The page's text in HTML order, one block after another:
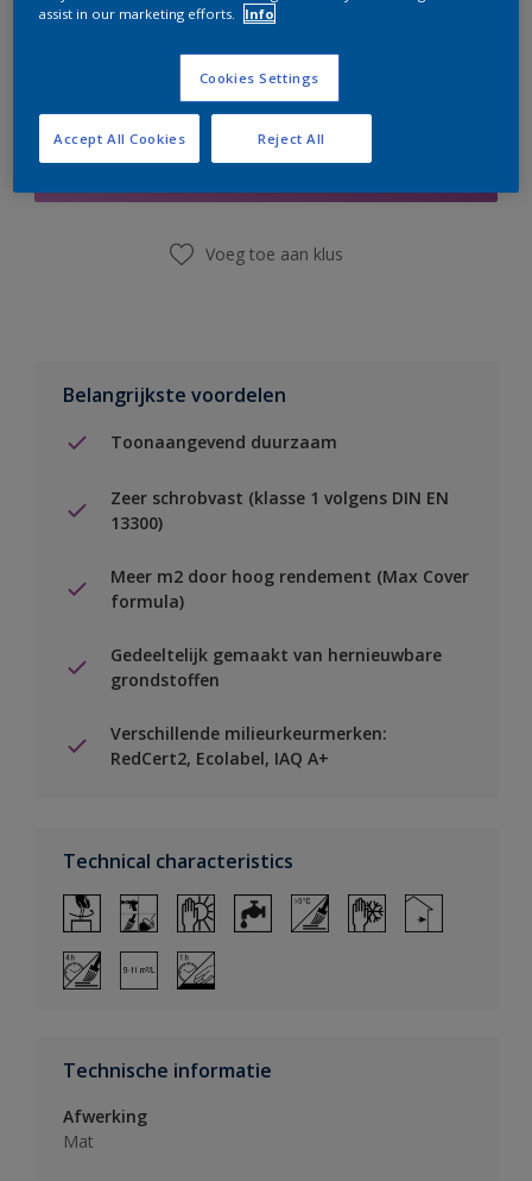
Boodschappenlijst
Voeg toe aan klus
Belangrijkste voordelen
Toonaangevend duurzaam
Zeer schrobvast (klasse 1 volgens DIN EN
13300)
Meer m2 door hoog rendement (Max Cover
formula)
Gedeeltelijk gemaakt van hernieuwbare
grondstoffen
Verschillende milieurkeurmerken:
RedCert2, Ecolabel, IAQ A+
Technical characteristics
Technische informatie
Afwerking
Mat
assist in our marketing efforts.
Info
Cookies Settings
Reject All
Accept All Cookies